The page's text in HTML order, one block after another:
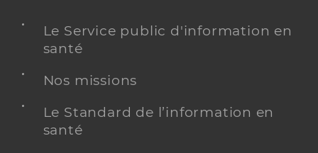
Le Service public d'information en
santé
Nos missions
Le Standard de l’information en
santé